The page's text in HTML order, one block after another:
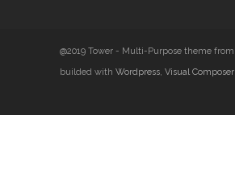
@2019 Tower - Multi-Purpose theme from
builded with Wordpress, Visual Composer